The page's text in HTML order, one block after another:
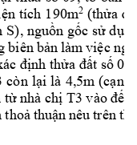
tích 190m2 (thửa
S), nguồn gốc sử
biên bản làm việc
định thửa đất số
còn lại là 4,5m (cạnh
nhà chị T3 vào đến
thoả thuận nêu trên t